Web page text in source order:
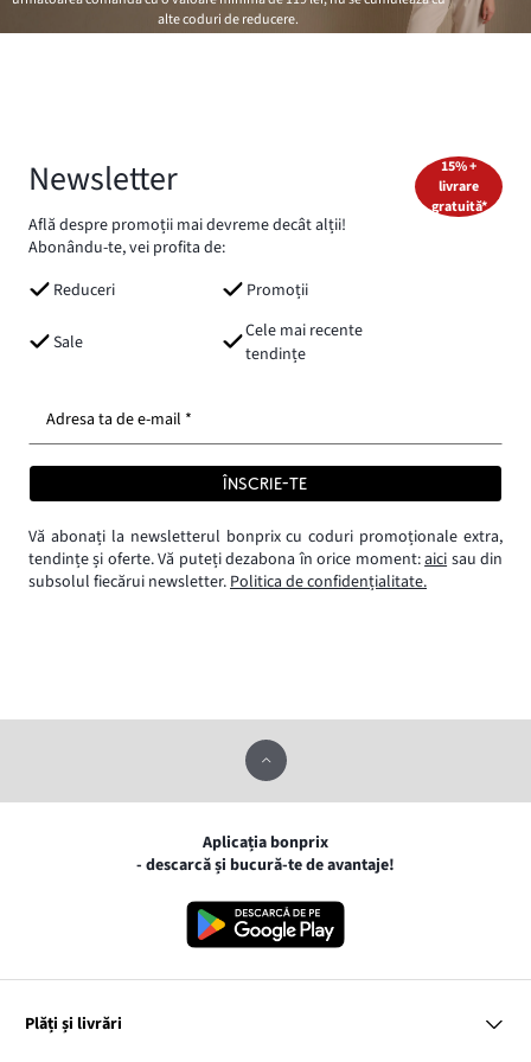
alte coduri de reducere.
Newsletter
Află despre promoții mai devreme decât alții!
Abonându-te, vei profita de:
Reduceri
Promoții
Sale
Cele mai recente
tendințe
15% +
livrare
gratuită*
Adresa ta de e-mail *
ÎNSCRIE-TE
Vă abonați la newsletterul bonprix cu coduri promoționale extra,
tendințe și oferte. Vă puteți dezabona în orice moment:aici sau din
subsolul fiecărui newsletter.Politica de confidențialitate.
Aplicația bonprix
- descarcă și bucură-te de avantaje!
Plăți și livrări